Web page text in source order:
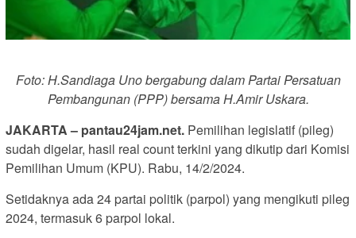
Foto: H.Sandiaga Uno bergabung dalam Partai Persatuan
Pembangunan (PPP) bersama H.Amir Uskara.
JAKARTA – pantau24jam.net. Pemilihan legislatif (pileg)
sudah digelar, hasil real count terkini yang dikutip dari Komisi
Pemilihan Umum (KPU). Rabu, 14/2/2024.
Setidaknya ada 24 partai politik (parpol) yang mengikuti pileg
2024, termasuk 6 parpol lokal.